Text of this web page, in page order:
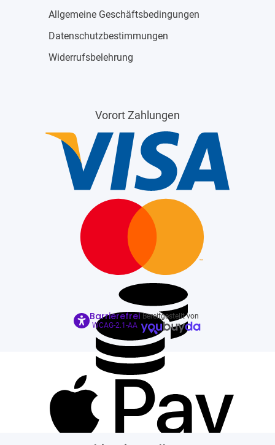
Allgemeine Geschäftsbedingungen
Datenschutzbestimmungen
Widerrufsbelehrung
Vorort Zahlungen
Barrierefrei
WCAG-2.1-AA
Bereitgestellt von